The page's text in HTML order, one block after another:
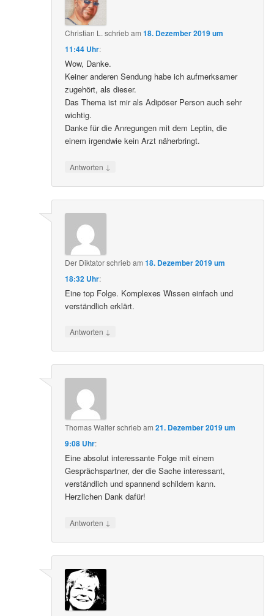
Christian L.schriebam18. Dezember 2019 um
11:44 Uhr:
Wow, Danke.
Keiner anderen Sendung habe ich aufmerksamer
zugehört, als dieser.
Das Thema ist mir als Adipöser Person auch sehr
wichtig.
Danke für die Anregungen mit dem Leptin, die
einem irgendwie kein Arzt näherbringt.
Antworten ↓
Der Diktatorschriebam18. Dezember 2019 um
18:32 Uhr:
Eine top Folge. Komplexes Wissen einfach und
verständlich erklärt.
Antworten ↓
Thomas Walterschriebam21. Dezember 2019 um
9:08 Uhr:
Eine absolut interessante Folge mit einem
Gesprächspartner, der die Sache interessant,
verständlich und spannend schildern kann.
Herzlichen Dank dafür!
Antworten ↓